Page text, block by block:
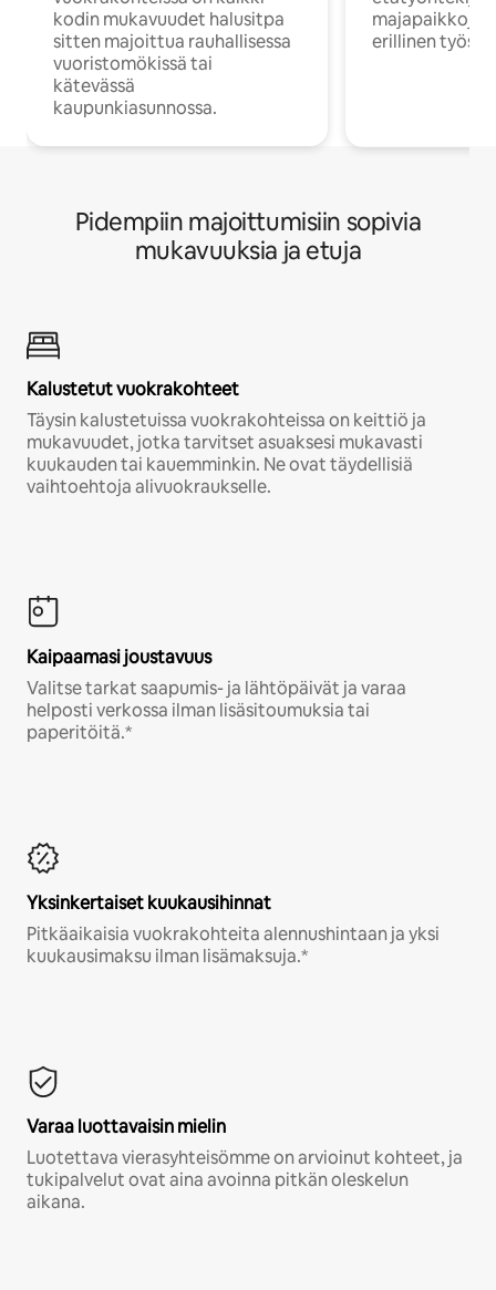
kodin mukavuudet halusitpa
sitten majoittua rauhallisessa
vuoristomökissä tai
kätevässä
kaupunkiasunnossa.
majapaikkoja,
erillinen
Pidempiin majoittumisiin sopivia
mukavuuksia ja etuja
Kalustetut vuokrakohteet
Täysin kalustetuissa vuokrakohteissa on keittiö ja
mukavuudet, jotka tarvitset asuaksesi mukavasti
kuukauden tai kauemminkin. Ne ovat täydellisiä
vaihtoehtoja alivuokraukselle.
Kaipaamasi joustavuus
Valitse tarkat saapumis- ja lähtöpäivät ja varaa
helposti verkossa ilman lisäsitoumuksia tai
paperitöitä.*
Yksinkertaiset kuukausihinnat
Pitkäaikaisia vuokrakohteita alennushintaan ja yksi
kuukausimaksu ilman lisämaksuja.*
Varaa luottavaisin mielin
Luotettava vierasyhteisömme on arvioinut kohteet, ja
tukipalvelut ovat aina avoinna pitkän oleskelun
aikana.